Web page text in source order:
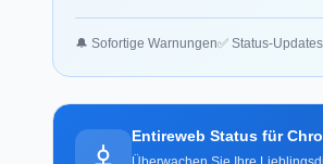
🔔 Sofortige Warnungen✅ Status-Updates
Entireweb Status für